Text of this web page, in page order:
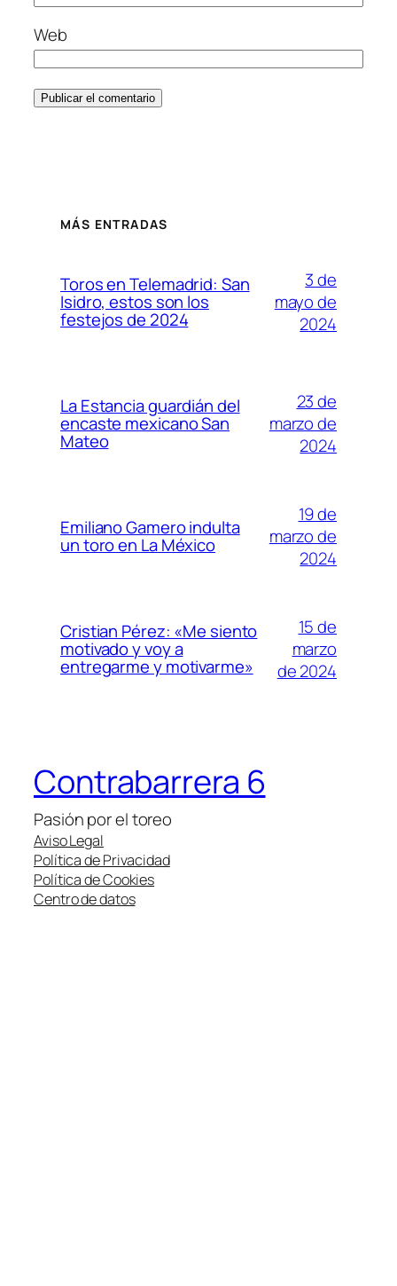
Web
MÁS ENTRADAS
Toros en Telemadrid: San
Isidro, estos son los
festejos de 2024
3 de
mayo de
2024
La Estancia guardián del
encaste mexicano San
Mateo
23 de
marzo de
2024
Emiliano Gamero indulta
un toro en La México
19 de
marzo de
2024
Cristian Pérez: «Me siento
motivado y voy a
entregarme y motivarme»
15 de
marzo
de 2024
Contrabarrera 6
Pasión por el toreo
Aviso Legal
Política de Privacidad
Política de Cookies
Centro de datos